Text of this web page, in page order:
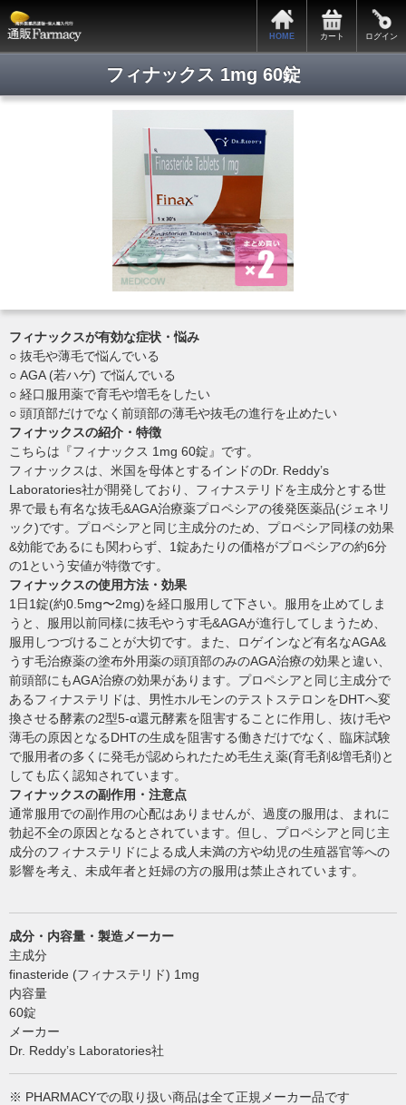
HOME カート ログイン
フィナックス 1mg 60錠
フィナックスが有効な症状・悩み
○ 抜毛や薄毛で悩んでいる
○ AGA (若ハゲ) で悩んでいる
○ 経口服用薬で育毛や増毛をしたい
○ 頭頂部だけでなく前頭部の薄毛や抜毛の進行を止めたい
フィナックスの紹介・特徴
こちらは『フィナックス 1mg 60錠』です。
フィナックスは、米国を母体とするインドのDr. Reddy’s
Laboratories社が開発しており、フィナステリドを主成分とする世
界で最も有名な抜毛&AGA治療薬プロペシアの後発医薬品(ジェネリ
ック)です。プロペシアと同じ主成分のため、プロペシア同様の効果
&効能であるにも関わらず、1錠あたりの価格がプロペシアの約6分
の1という安値が特徴です。
フィナックスの使用方法・効果
1日1錠(約0.5mg〜2mg)を経口服用して下さい。服用を止めてしま
うと、服用以前同様に抜毛やうす毛&AGAが進行してしまうため、
服用しつづけることが大切です。また、ロゲインなど有名なAGA&
うす毛治療薬の塗布外用薬の頭頂部のみのAGA治療の効果と違い、
前頭部にもAGA治療の効果があります。プロペシアと同じ主成分で
あるフィナステリドは、男性ホルモンのテストステロンをDHTへ変
換させる酵素の2型5-α還元酵素を阻害することに作用し、抜け毛や
薄毛の原因となるDHTの生成を阻害する働きだけでなく、臨床試験
で服用者の多くに発毛が認められたため毛生え薬(育毛剤&増毛剤)と
しても広く認知されています。
フィナックスの副作用・注意点
通常服用での副作用の心配はありませんが、過度の服用は、まれに
勃起不全の原因となるとされています。但し、プロペシアと同じ主
成分のフィナステリドによる成人未満の方や幼児の生殖器官等への
影響を考え、未成年者と妊婦の方の服用は禁止されています。
成分・内容量・製造メーカー
主成分
finasteride (フィナステリド) 1mg
内容量
60錠
メーカー
Dr. Reddy’s Laboratories社
※ PHARMACYでの取り扱い商品は全て正規メーカー品です
サポートメニュー
新規会員登録
関税・税関手続きについて お支払・発送について
特定商取引法表記
お問い合わせ
Copyright © 2014. 通販ファーマシー All rights reserved.